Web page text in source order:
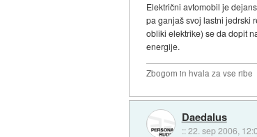
Električni avtomobil je
pa ganjaš svoj lastni jedrski
obliki elektrike) se da dopit
energije.
Zbogom in hvala za vse ribe
Daedalus
::22. sep 2006,